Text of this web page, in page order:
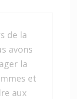
de la
avons
la
et
aux